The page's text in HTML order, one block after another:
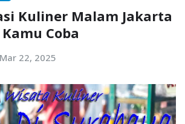
Kuliner Malam Jakarta
Coba
Mar 22, 2025